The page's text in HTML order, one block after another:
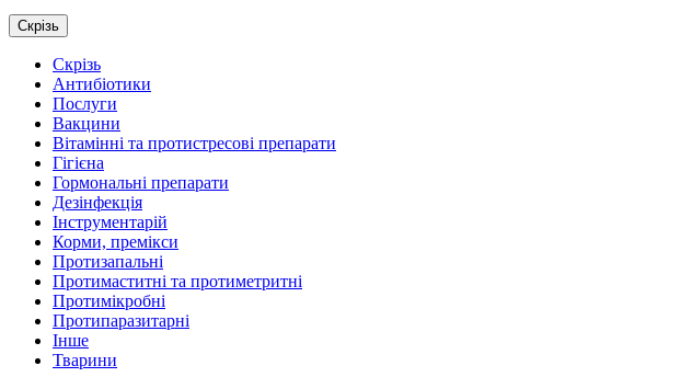
Скрізь
Скрізь
Антибіотики
Послуги
Вакцини
Вітамінні та протистресові препарати
Гігієна
Гормональні препарати
Дезінфекція
Інструментарій
Корми, премікси
Протизапальні
Протимаститні та протиметритні
Протимікробні
Протипаразитарні
Інше
Тварини